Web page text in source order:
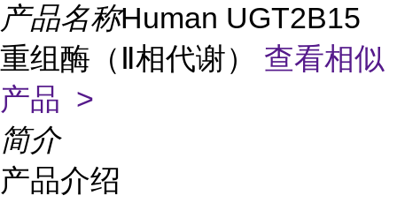
产品名称Human UGT2B15
重组酶（Ⅱ相代谢） 查看相似
产品 >
简介
产品介绍